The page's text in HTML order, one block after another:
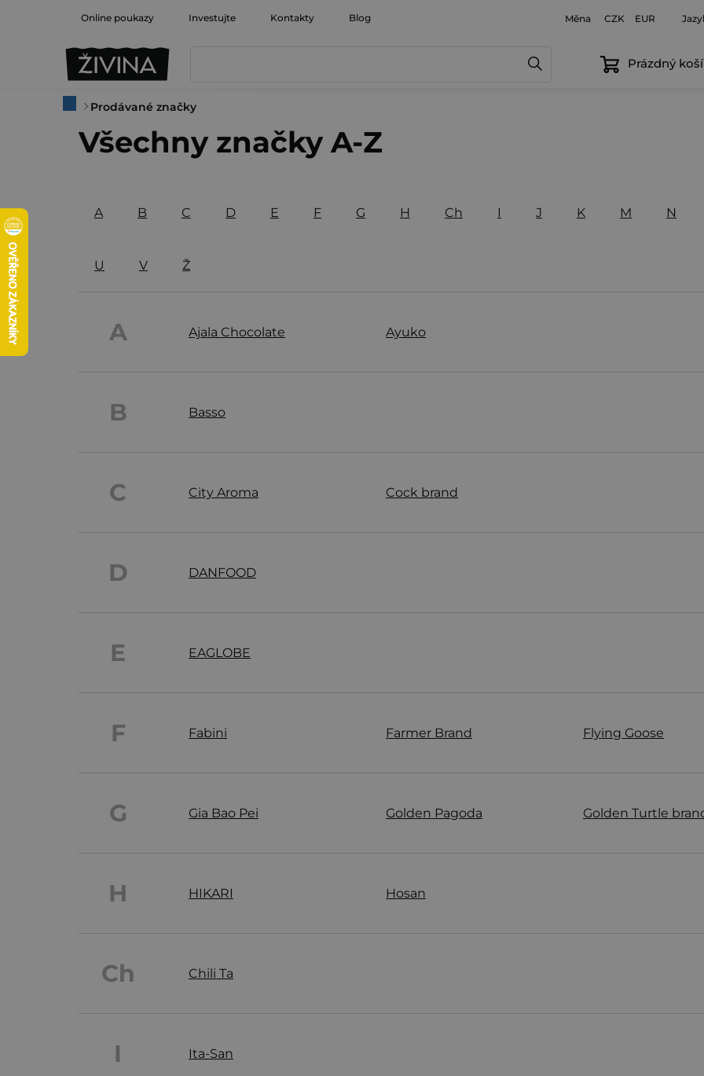
Online poukazy Investujte Kontakty Blog Měna CZK EUR
Prázdný
DomůProdávané značky
Všechny značky A-Z
A B C D E F G H Ch I J K M N
U V Ž
A Ajala Chocolate Ayuko
B Basso
C City Aroma Cock brand
D DANFOOD
E EAGLOBE
F Fabini Farmer Brand Flying Goose
G Gia Bao Pei Golden Pagoda Golden Turtle
H HIKARI Hosan
Ch Chili Ta
I Ita-San